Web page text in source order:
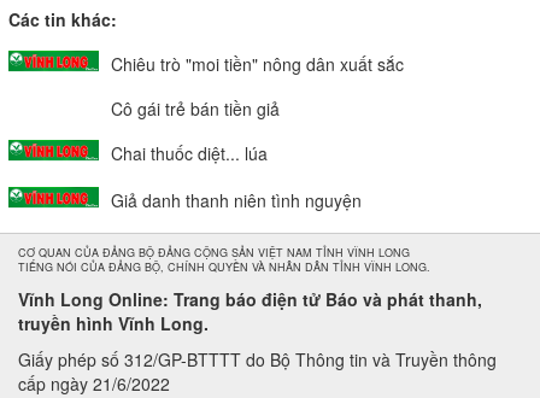
Các tin khác:
Chiêu trò "moi tiền" nông dân xuất sắc
Cô gái trẻ bán tiền giả
Chai thuốc diệt... lúa
Giả danh thanh niên tình nguyện
CƠ QUAN CỦA ĐẢNG BỘ ĐẢNG CỘNG SẢN VIỆT NAM TỈNH VĨNH LONG
TIẾNG NÓI CỦA ĐẢNG BỘ, CHÍNH QUYỀN VÀ NHÂN DÂN TỈNH VĨNH LONG.
Vĩnh Long Online: Trang báo điện tử Báo và phát thanh,
truyền hình Vĩnh Long.
Giấy phép số 312/GP-BTTTT do Bộ Thông tin và Truyền thông
cấp ngày 21/6/2022